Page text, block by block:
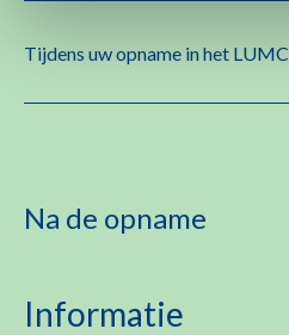
Tijdens uw opname in het LUMC
Na de opname
Informatie